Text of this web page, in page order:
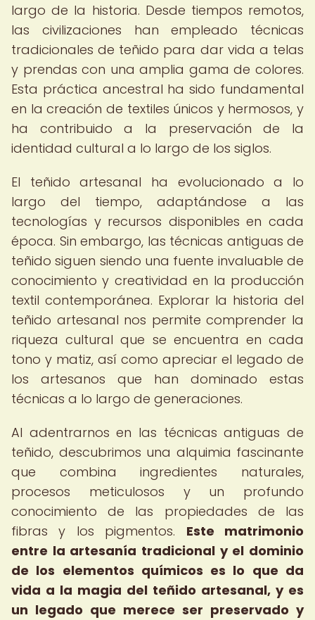
largo de la historia. Desde tiempos remotos,
las civilizaciones han empleado técnicas
tradicionales de teñido para dar vida a telas
y prendas con una amplia gama de colores.
Esta práctica ancestral ha sido fundamental
en la creación de textiles únicos y hermosos, y
ha contribuido a la preservación de la
identidad cultural a lo largo de los siglos.
El teñido artesanal ha evolucionado a lo
largo del tiempo, adaptándose a las
tecnologías y recursos disponibles en cada
época. Sin embargo, las técnicas antiguas de
teñido siguen siendo una fuente invaluable de
conocimiento y creatividad en la producción
textil contemporánea. Explorar la historia del
teñido artesanal nos permite comprender la
riqueza cultural que se encuentra en cada
tono y matiz, así como apreciar el legado de
los artesanos que han dominado estas
técnicas a lo largo de generaciones.
Al adentrarnos en las técnicas antiguas de
teñido, descubrimos una alquimia fascinante
que combina ingredientes naturales,
procesos meticulosos y un profundo
conocimiento de las propiedades de las
fibras y los pigmentos. Este matrimonio
entre la artesanía tradicional y el dominio
de los elementos químicos es lo que da
vida a la magia del teñido artesanal, y es
un legado que merece ser preservado y